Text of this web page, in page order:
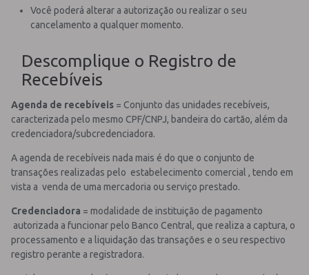
Você poderá alterar a autorização ou realizar o seu
cancelamento a qualquer momento.
Descomplique o Registro de
Recebíveis
Agenda de recebíveis = Conjunto das unidades recebíveis,
caracterizada pelo mesmo CPF/CNPJ, bandeira do cartão, além da
credenciadora/subcredenciadora.
A agenda de recebíveis nada mais é do que o conjunto de
transações realizadas pelo estabelecimento comercial , tendo em
vista a venda de uma mercadoria ou serviço prestado.
Credenciadora = modalidade de instituição de pagamento
autorizada a funcionar pelo Banco Central, que realiza a captura, o
processamento e a liquidação das transações e o seu respectivo
registro perante a registradora.